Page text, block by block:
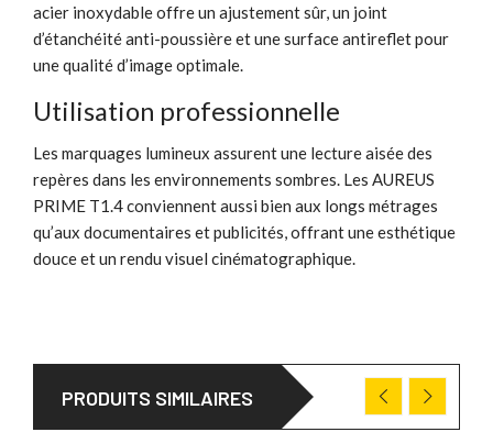
acier inoxydable offre un ajustement sûr, un joint
d’étanchéité anti-poussière et une surface antireflet pour
une qualité d’image optimale.
Utilisation professionnelle
Les marquages lumineux assurent une lecture aisée des
repères dans les environnements sombres. Les AUREUS
PRIME T1.4 conviennent aussi bien aux longs métrages
qu’aux documentaires et publicités, offrant une esthétique
douce et un rendu visuel cinématographique.
PRODUITS SIMILAIRES